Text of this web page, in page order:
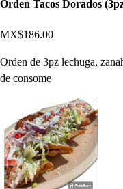
Orden Tacos Dorados
MX$186.00
Orden de 3pz lechuga,
de consome